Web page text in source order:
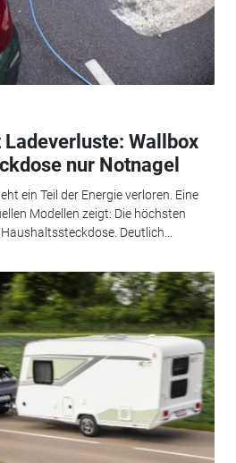
Wallbox
nur Notnagel
ein Teil der Energie verloren. Eine
Modellen zeigt: Die höchsten
Deutlich...